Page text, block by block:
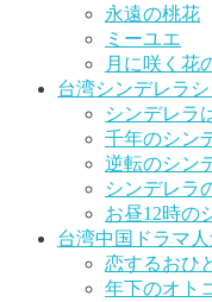
永遠の桃花
ミーユエ
月に咲く花
台湾シンデレラ
シンデレラ
千年のシン
逆転のシン
シンデレラ
お昼12時の
台湾中国ドラマ
恋するおひ
年下のオト